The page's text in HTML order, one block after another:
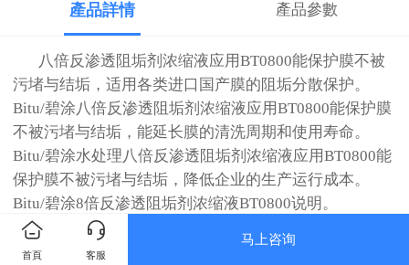
產品詳情 產品參數
八倍反渗透阻垢剂浓缩液应用BT0800能保护膜不被
污堵与结垢，适用各类进口国产膜的阻垢分散保护。
Bitu/碧涂八倍反渗透阻垢剂浓缩液应用BT0800能保护膜
不被污堵与结垢，能延长膜的清洗周期和使用寿命。
Bitu/碧涂水处理八倍反渗透阻垢剂浓缩液应用BT0800能
保护膜不被污堵与结垢，降低企业的生产运行成本。
Bitu/碧涂8倍反渗透阻垢剂浓缩液BT0800说明。
首頁 客服
马上咨询